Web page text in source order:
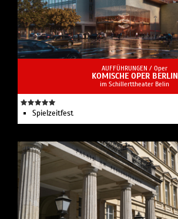
AUFFÜHRUNGEN / Oper
KOMISCHE OPER BERLIN
im Schillerttheater Belin
Spielzeit­fest